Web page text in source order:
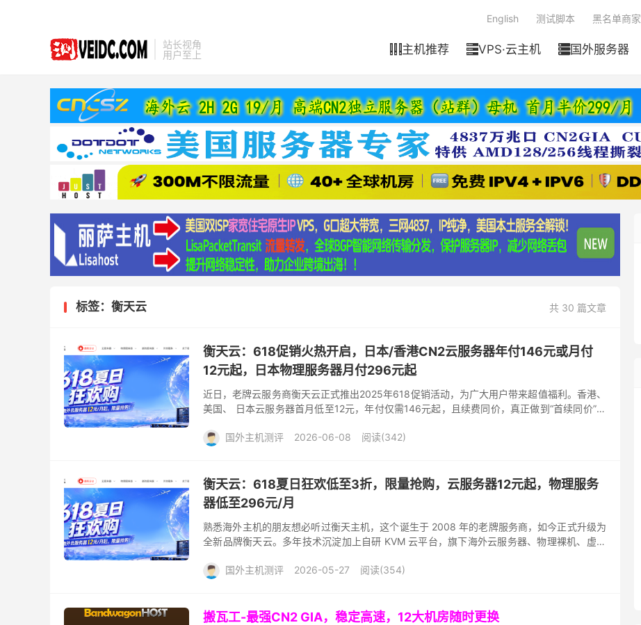
站长视角
用户至上
主机推荐 VPS·云主机 国外服务器
English 测试脚本 黑名单商家
共 30 篇文章
标签：衡天云
衡天云：618促销火热开启，日本/香港CN2云服务器年付146元或月付
12元起，日本物理服务器月付296元起
近日，老牌云服务商衡天云正式推出2025年618促销活动，为广大用户带来超值福利。香港、
美国、 日本云服务器首月低至12元，年付仅需146元起，且续费同价，真正做到“首续同价”。
国外主机测评
2026-06-08 阅读(342)
衡天云：618夏日狂欢低至3折，限量抢购，云服务器12元起，物理服务
器低至296元/月
熟悉海外主机的朋友想必听过衡天主机，这个诞生于 2008 年的老牌服务商，如今正式升级为
全新品牌衡天云。多年技术沉淀加上自研 KVM 云平台，旗下海外云服务器、物理裸机、虚拟
国外主机测评
2026-05-27 阅读(354)
搬瓦工-最强CN2 GIA，稳定高速，12大机房随时更换